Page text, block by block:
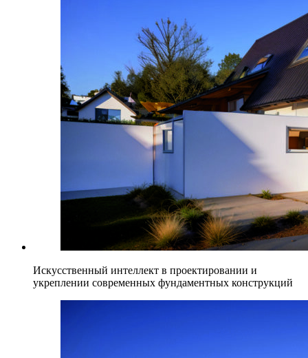
Искусственный интеллект в проектировании и
укреплении современных фундаментных конструкций